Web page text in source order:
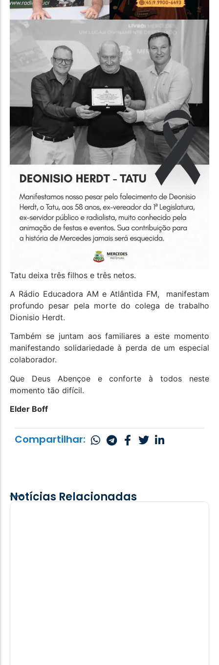
Tatu deixa três filhos e três netos.
A Rádio Educadora AM e Atlântida FM, manifestam
profundo pesar pela morte do colega de trabalho
Dionisio Herdt.
Também se juntam aos familiares a este momento
manifestando solidariedade à perda de um especial
colaborador.
Que Deus Abençoe e conforte à todos neste
momento tão difícil.
Elder Boff
Compartilhar:
Notícias Relacionadas